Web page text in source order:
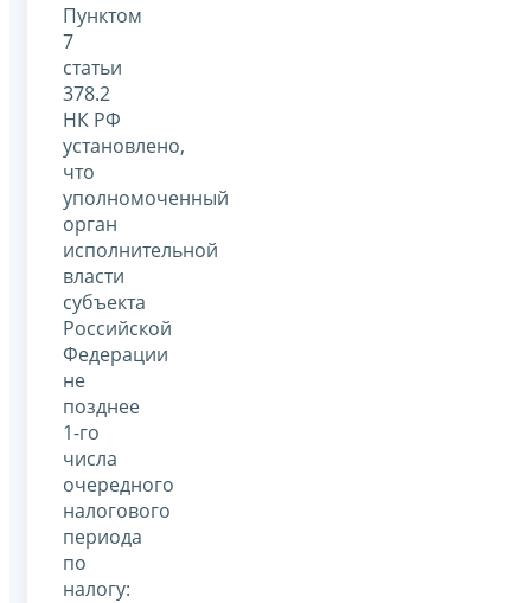
Пунктом
7
статьи
378.2
НК РФ
установлено,
что
уполномоченный
орган
исполнительной
власти
субъекта
Российской
Федерации
не
позднее
1-го
числа
очередного
налогового
периода
по
налогу: